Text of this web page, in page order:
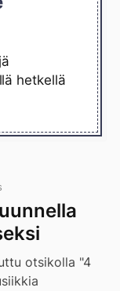
hetkellä
otsikolla "4